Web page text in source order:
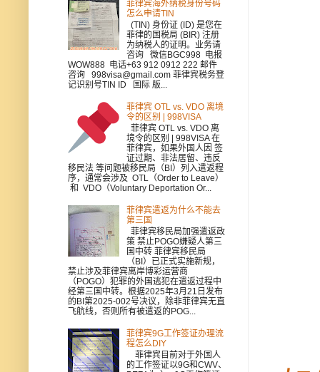
菲律宾海外纳税身份号码
怎么申请TIN
(TIN) 身份证 (ID) 是您在
菲律的国税局 (BIR) 注册
为纳税人的证明。业务请
咨询 微信BGC998 电报
WOW888 电话+63 912 0912 222 邮件
咨询 998visa@gmail.com 菲律宾税务登
记识别号TIN ID 国际 版...
菲律宾 OTL vs. VDO 离境
令的区别 | 998VISA
菲律宾 OTL vs. VDO 离
境令的区别 | 998VISA 在
菲律宾，如果外国人因 签
证过期、非法居留、违反
移民法 等问题被移民局（BI）列入遣返程
序，通常会涉及 OTL（Order to Leave）
和 VDO（Voluntary Deportation Or...
菲律宾遣返为什么不能去
第三国
菲律宾移民局加强遣返政
策 禁止POGO嫌疑人第三
国中转 菲律宾移民局
（BI）已正式实施新规，
禁止涉及菲律宾离岸博彩运营商
（POGO）犯罪的外国逃犯在遣返过程中
经第三国中转。根据2025年3月21日发布
的BI第2025-002号决议，除非菲律宾无直
飞航线，否则所有被遣返的POG...
菲律宾9G工作签证办理流
程怎么DIY
菲律宾目前对于外国人
的工作签证以9G和CWV、